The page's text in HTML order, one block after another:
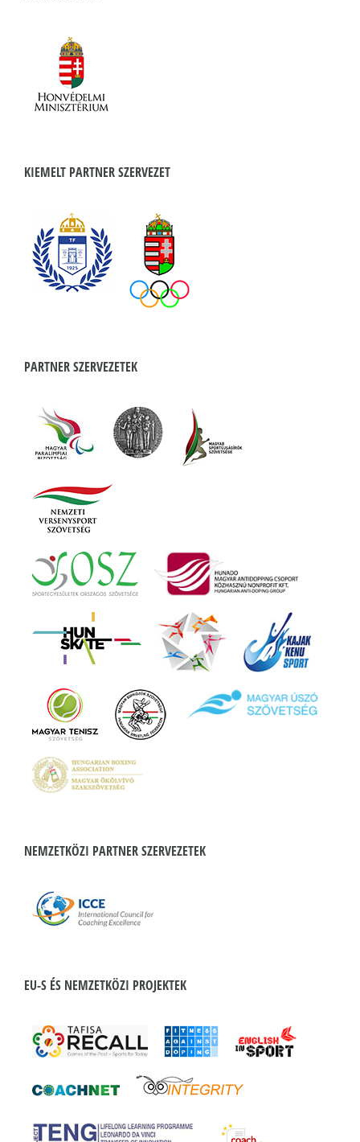
KIEMELT PARTNER SZERVEZET
PARTNER SZERVEZETEK
NEMZETKÖZI PARTNER SZERVEZETEK
EU-S ÉS NEMZETKÖZI PROJEKTEK